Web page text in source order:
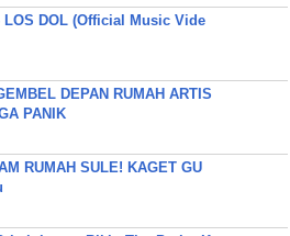
LOS DOL (Official Music Vide
DEPAN RUMAH ARTIS
PANIK
RUMAH SULE! KAGET GU